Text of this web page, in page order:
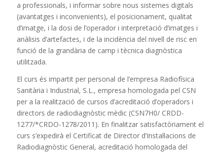
a professionals, i informar sobre nous sistemes digitals
(avantatges i inconvenients), el posicionament, qualitat
d’imatge, i la dosi de l’operador i interpretació d’imatges i
anàlisis d’artefactes, i de la incidència del nivell de risc en
funció de la grandària de camp i tècnica diagnòstica
utilitzada.
El curs és impartit per personal de l’empresa Radiofísica
Sanitària i Industrial, S.L., empresa homologada pel CSN
per a la realització de cursos d’acreditació d’operadors i
directors de radiodiagnòstic mèdic (CSN7H0/ CRDD-
1277/*CRDO-1278/2011). En finalitzar satisfactòriament el
curs s’expedirà el Certificat de Director d’Instal·lacions de
Radiodiagnòstic General, acreditació homologada del